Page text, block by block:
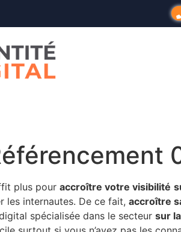
plus pour accroître votre visibilité
les internautes. De ce fait, accroître
spécialisée dans le secteur sur